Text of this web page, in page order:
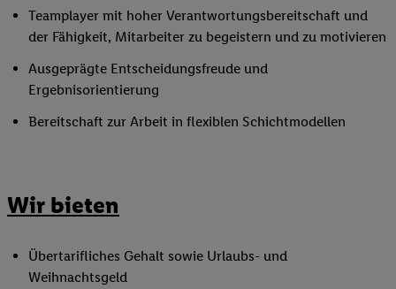
Teamplayer mit hoher Verantwortungsbereitschaft und
der Fähigkeit, Mitarbeiter zu begeistern und zu motivieren
Ausgeprägte Entscheidungsfreude und
Ergebnisorientierung
Bereitschaft zur Arbeit in flexiblen Schichtmodellen
Wir bieten
Übertarifliches Gehalt sowie Urlaubs- und
Weihnachtsgeld